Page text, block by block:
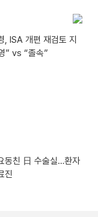
, ISA 개편 재검토 지
” vs “졸속”
동친 日 수술실…환자
진